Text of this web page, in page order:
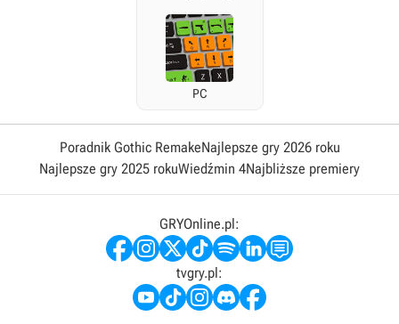
PC
Poradnik Gothic RemakeNajlepsze gry 2026 roku
Najlepsze gry 2025 rokuWiedźmin 4Najbliższe premiery
GRYOnline.pl:
tvgry.pl: